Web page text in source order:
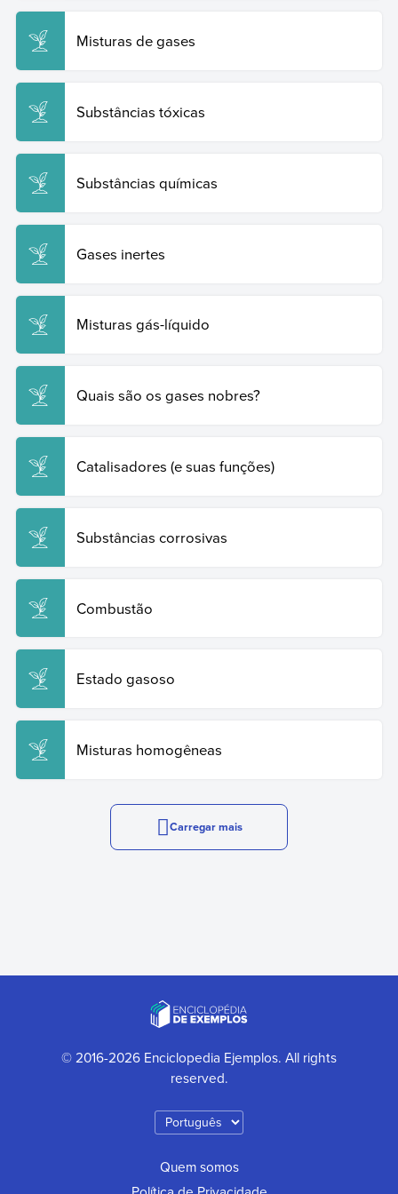
de Exemplos
https://www.ejemplos.co/br/gases-toxicos/. Acesso em:
19 de junho de 2026.
Copy Quote
Misturas de gases
Substâncias tóxicas
Substâncias químicas
Gases inertes
Misturas gás-líquido
Quais são os gases nobres?
Catalisadores (e suas funções)
Substâncias corrosivas
Combustão
Estado gasoso
Misturas homogêneas
Carregar mais
© 2016-2026 Enciclopedia Ejemplos. All rights
reserved.
Quem somos